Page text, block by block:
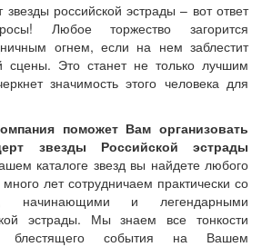
российской эстрады – вот ответ
Любое торжество загорится
огнем, если на нем заблестит
сцены. Это станет не только лучшим
значимость этого человека для
поможет Вам организовать
звезды Российской эстрады
каталоге звезд вы найдете любого
лет сотрудничаем практически со
начинающими и легендарными
эстрады. Мы знаем все тонкости
блестящего события на Вашем